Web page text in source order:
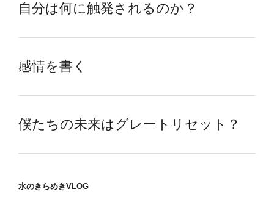
自分は何に触発されるのか？
感情を書く
僕たちの未来はグレートリセット？
水のきらめきVLOG